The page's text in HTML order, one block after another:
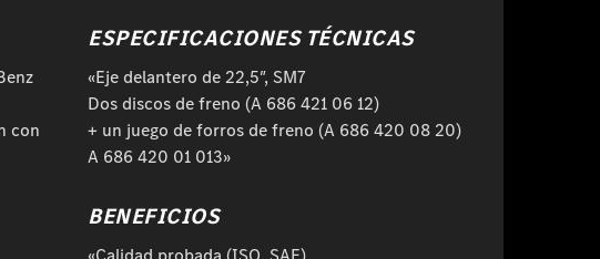
con
ESPECIFICACIONES TÉCNICAS
«Eje delantero de 22,5″, SM7
Dos discos de freno (A 686 421 06 12)
+ un juego de forros de freno (A 686 420 08 20)
A 686 420 01 013»
BENEFICIOS